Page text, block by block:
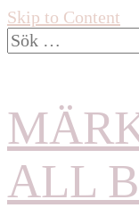
Skip to Content
Sök
efter:
ALL